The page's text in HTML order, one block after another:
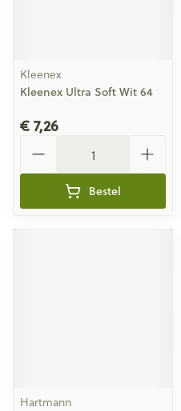
Kleenex
Kleenex Ultra Soft Wit 64
€ 7,26
Bestel
Hartmann